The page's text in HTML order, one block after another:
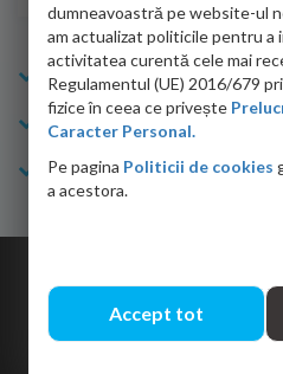
Info Bagno
Cumparaturi
Suport clienti
dumneavoastră pe website-ul
am actualizat politicile pentru a
activitatea curentă cele mai
Regulamentul (UE) 2016/679
fizice în ceea ce privește
Caracter Personal.
Pe pagina Politicii de cookies
a acestora.
Accept tot